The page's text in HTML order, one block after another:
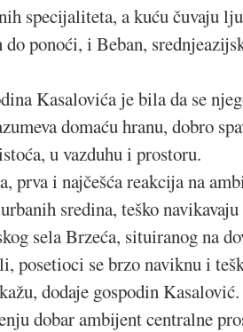
specijaliteta, a kuću čuvaju
do ponoći, i Beban,
Kasalovića je bila da se
domaću hranu, dobro
u vazduhu i prostoru.
prva i najčešća reakcija na
sredina, teško
sela Brzeća, situiranog na
posetioci se brzo naviknu i
dodaje gospodin Kasalović.
dobar ambijent centralne